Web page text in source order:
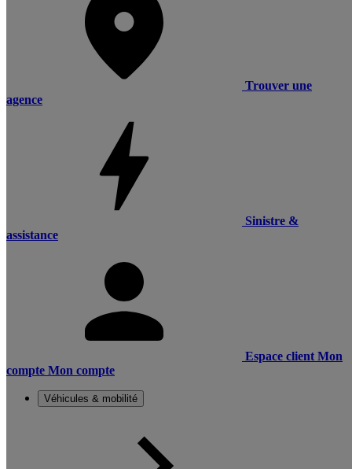
Trouver une
agence
Sinistre &
assistance
Espace client Mon
compte Mon compte
Véhicules & mobilité